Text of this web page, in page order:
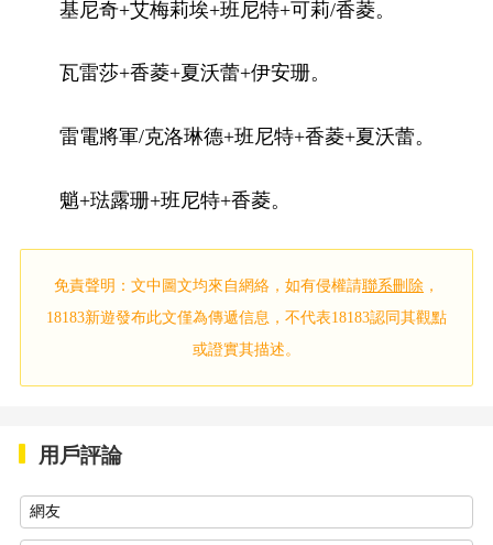
基尼奇+艾梅莉埃+班尼特+可莉/香菱。
瓦雷莎+香菱+夏沃蕾+伊安珊。
雷電將軍/克洛琳德+班尼特+香菱+夏沃蕾。
魈+琺露珊+班尼特+香菱。
免責聲明：文中圖文均來自網絡，如有侵權請聯系刪除 ，
18183新遊發布此文僅為傳遞信息，不代表18183認同其觀點
或證實其描述。
用戶評論